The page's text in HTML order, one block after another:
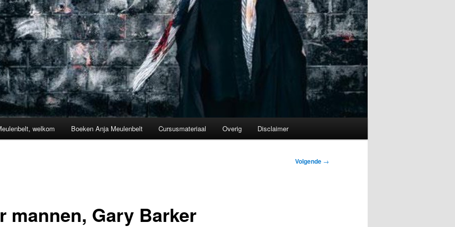
welkom Boeken Anja Meulenbelt Cursusmateriaal Overig Disclaimer
Volgende →
mannen, Gary Barker